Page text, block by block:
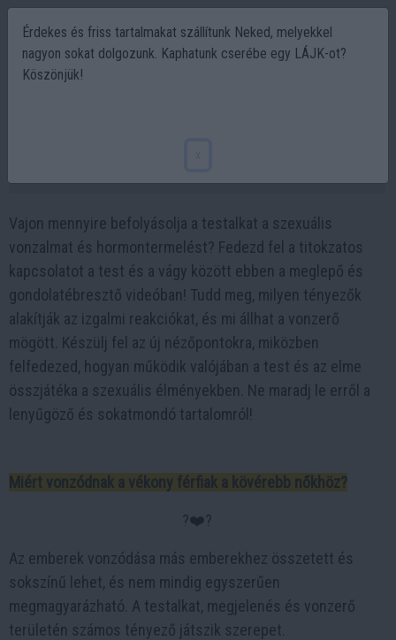
Vajon mennyire befolyásolja a testalkat a szexuális
vonzalmat és hormontermelést? Fedezd fel a titokzatos
kapcsolatot a test és a vágy között ebben a meglepő és
gondolatébresztő videóban! Tudd meg, milyen tényezők
alakítják az izgalmi reakciókat, és mi állhat a vonzerő
mögött. Készülj fel az új nézőpontokra, miközben
felfedezed, hogyan működik valójában a test és az elme
összjátéka a szexuális élményekben. Ne maradj le erről a
lenyűgöző és sokatmondó tartalomról!
Miért vonzódnak a vékony férfiak a kövérebb nőkhöz?
?‍❤️‍?
Az emberek vonzódása más emberekhez összetett és
sokszínű lehet, és nem mindig egyszerűen
megmagyarázható. A testalkat, megjelenés és vonzerő
területén számos tényező játszik szerepet.
Érdekes és friss tartalmakat szállítunk Neked, melyekkel
nagyon sokat dolgozunk. Kaphatunk cserébe egy LÁJK-ot?
Köszönjük!